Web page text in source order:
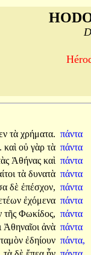
τὰ χρήματα. πάντα
καὶ οὐ γὰρ τὰ πάντα
Ἀθήνας καὶ πάντα
τὰ δυνατὰ πάντα
δὲ ἐπέσχον, πάντα
ἐχόμενα πάντα
τῆς Φωκίδος, πάντα
Ἀθηναῖοι ἀνὰ πάντα
ἐδηίουν πάντα,